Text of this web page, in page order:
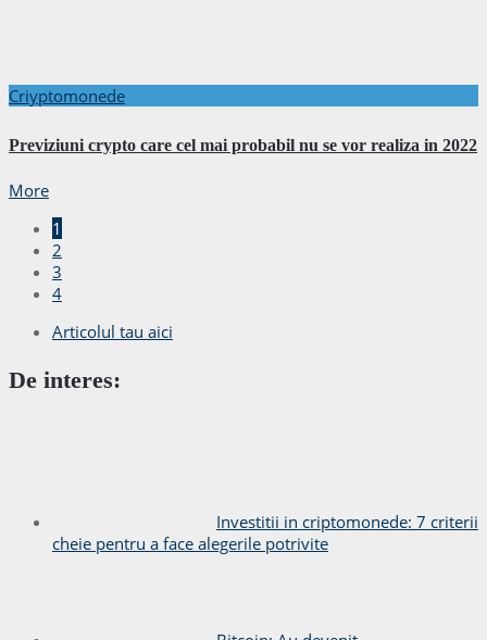
Criyptomonede
Previziuni crypto care cel mai probabil nu se vor realiza in 2022
More
1
2
3
4
Articolul tau aici
De interes:
Investitii in criptomonede: 7 criterii
cheie pentru a face alegerile potrivite